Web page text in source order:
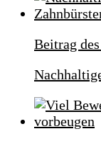
Beitrag